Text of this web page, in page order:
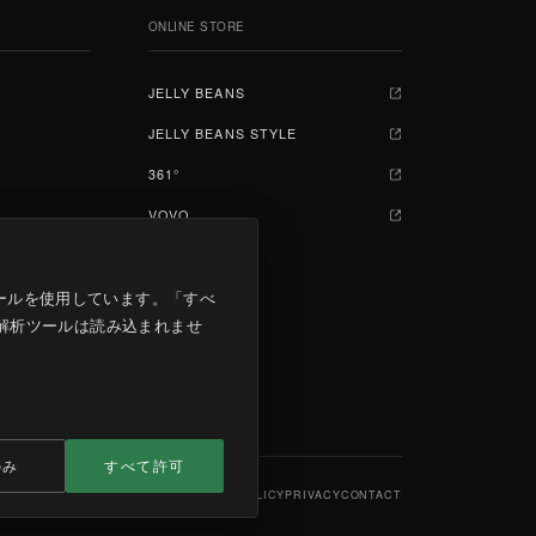
ONLINE STORE
JELLY BEANS
ジェリービーンズ
JELLY BEANS STYLE
ジェリービーンズスタイル
361°
361°
VOVO
SITEMAPSITE POLICYPRIVACYCONTACT
を使用しています。「すべ
析ツールは読み込まれませ
すべて許可